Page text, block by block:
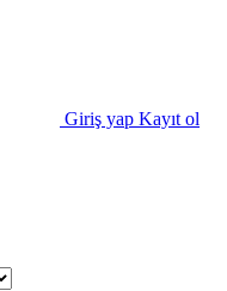
Giriş yap Kayıt ol